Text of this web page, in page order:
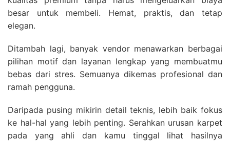
besar untuk membeli. Hemat, praktis, dan tetap
elegan.
Ditambah lagi, banyak vendor menawarkan berbagai
pilihan motif dan layanan lengkap yang membuatmu
bebas dari stres. Semuanya dikemas profesional dan
ramah pengguna.
Daripada pusing mikirin detail teknis, lebih baik fokus
ke hal-hal yang lebih penting. Serahkan urusan karpet
pada yang ahli dan kamu tinggal lihat hasilnya